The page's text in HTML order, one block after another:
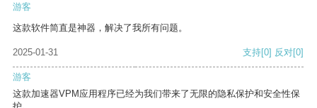
游客
这款软件简直是神器，解决了我所有问题。
2025-01-31 支持[0] 反对[0]
游客
这款加速器VPM应用程序已经为我们带来了无限的隐私保护和安全性保